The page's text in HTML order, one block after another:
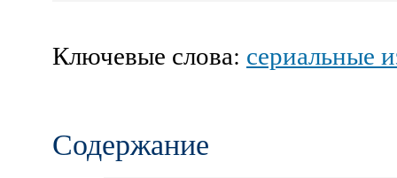
Ключевые слова: сериальные
Содержание